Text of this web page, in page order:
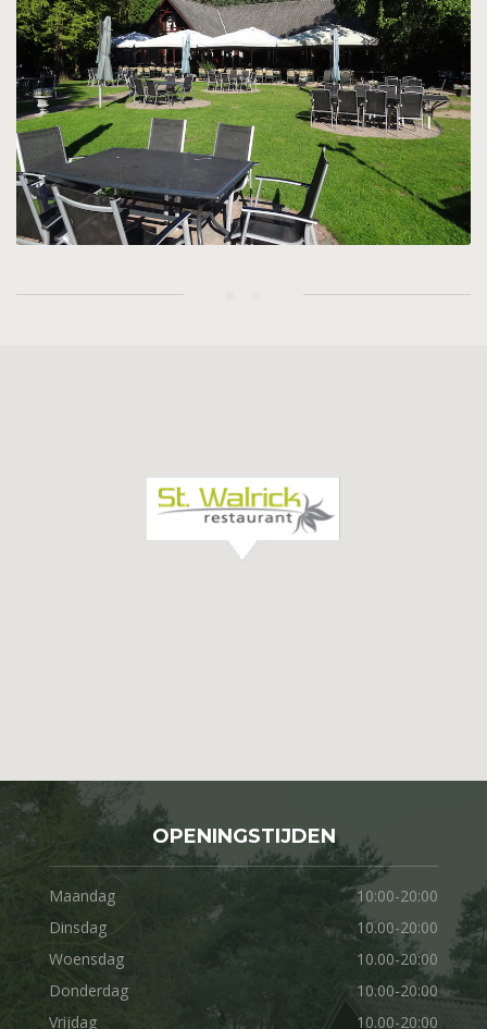
OPENINGSTIJDEN
Maandag
10:00-20:00
Dinsdag
10.00-20:00
Woensdag
10.00-20:00
Donderdag
10.00-20:00
Vrijdag
10.00-20:00